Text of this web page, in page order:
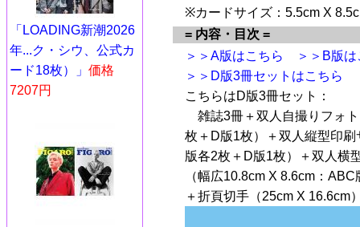
「LOADING新潮2026
年...ク・シウ、公式カ
ード18枚）」 価格
7207円
※カードサイズ：5.5cm X
= 内容・目次 =
＞＞A版はこちら
＞＞B版
＞＞D版3冊セットはこちら
こちらはD版3冊セット：
雑誌3冊＋双人自撮りフォ
枚＋D版1枚）＋双人縦型印
版各2枚＋D版1枚）＋双人横
（幅広10.8cm X 8.6cm：
＋折頁切手（25cm X 16.6cm